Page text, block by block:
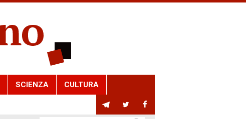
SCIENZA CULTURA